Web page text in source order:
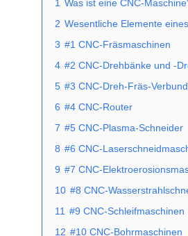
1 Was ist eine CNC-
2 Wesentliche Elemente
3 #1 CNC-Fräsmaschinen
4 #2 CNC-Drehbänke und -
5 #3 CNC-Dreh-Fräs-
6 #4 CNC-Router
7 #5 CNC-Plasma-Schneider
8 #6 CNC-
9 #7 CNC-
10 #8 CNC-
11 #9 CNC-Schleifmaschinen
12 #10 CNC-Bohrmaschinen